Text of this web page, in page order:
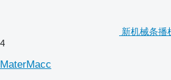
新机械条播
4
MaterMacc